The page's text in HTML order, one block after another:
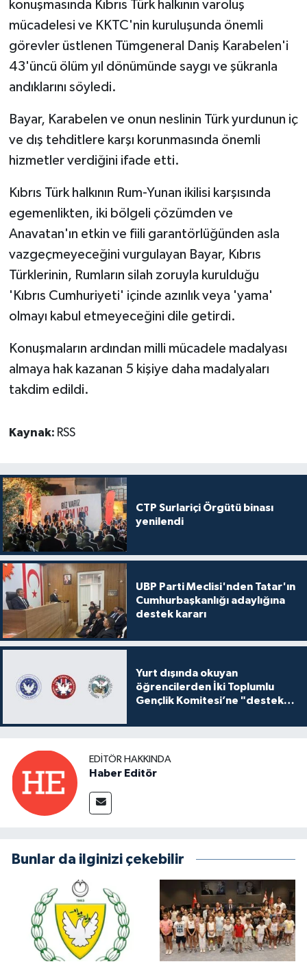
konuşmasında Kıbrıs Türk halkının varoluş
mücadelesi ve KKTC'nin kuruluşunda önemli
görevler üstlenen Tümgeneral Daniş Karabelen'i
43'üncü ölüm yıl dönümünde saygı ve şükranla
andıklarını söyledi.
Bayar, Karabelen ve onun neslinin Türk yurdunun iç
ve dış tehditlere karşı korunmasında önemli
hizmetler verdiğini ifade etti.
Kıbrıs Türk halkının Rum-Yunan ikilisi karşısında
egemenlikten, iki bölgeli çözümden ve
Anavatan'ın etkin ve fiili garantörlüğünden asla
vazgeçmeyeceğini vurgulayan Bayar, Kıbrıs
Türklerinin, Rumların silah zoruyla kurulduğu
'Kıbrıs Cumhuriyeti' içinde azınlık veya 'yama'
olmayı kabul etmeyeceğini dile getirdi.
Konuşmaların ardından milli mücadele madalyası
almaya hak kazanan 5 kişiye daha madalyaları
takdim edildi.
Kaynak: RSS
CTP Surlariçi Örgütü binası
yenilendi
UBP Parti Meclisi'nden Tatar'ın
Cumhurbaşkanlığı adaylığına
destek kararı
Yurt dışında okuyan
öğrencilerden İki Toplumlu
Gençlik Komitesi’ne "destek
EDITÖR HAKKINDA
Haber Editör
Bunlar da ilginizi çekebilir